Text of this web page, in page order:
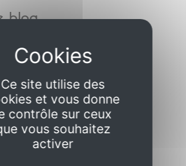
blog...
Ce site utilise des
et vous donne
contrôle sur ceux
vous souhaitez
activer